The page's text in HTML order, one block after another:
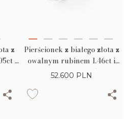
z
i
Pierścionek z białego złota z
owalnym rubinem 1.46ct i
diamentami 0.65ct
52.600 PLN